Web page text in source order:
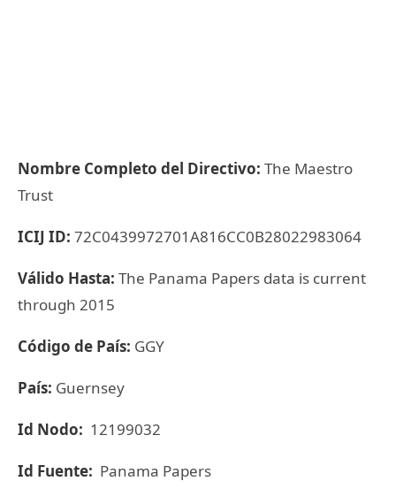
Nombre Completo del Directivo: The Maestro
Trust
ICIJ ID: 72C0439972701A816CC0B28022983064
Válido Hasta: The Panama Papers data is current
through 2015
Código de País: GGY
País: Guernsey
Id Nodo: 12199032
Id Fuente: Panama Papers